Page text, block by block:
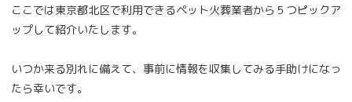
ここでは東京都北区で利用できるペット火葬業者から５つピックア
ップして紹介いたします。
いつか来る別れに備えて、事前に情報を収集してみる手助けになっ
たら幸いです。